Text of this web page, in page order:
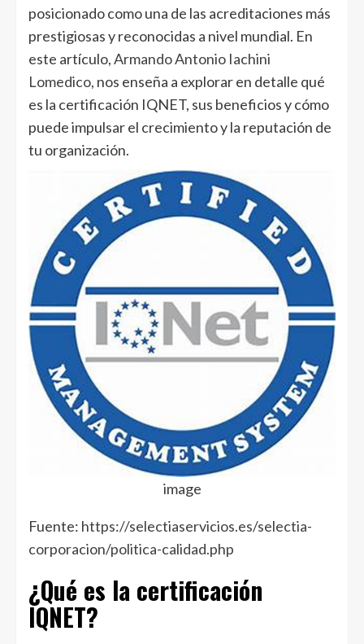
posicionado como una de las acreditaciones más
prestigiosas y reconocidas a nivel mundial. En
este artículo,Armando Antonio Iachini
Lomedico, nos enseña a explorar en detalle qué
es la certificación IQNET, sus beneficios y cómo
puede impulsar el crecimiento y la reputación de
tu organización.
image
Fuente: https://selectiaservicios.es/selectia-
corporacion/politica-calidad.php
¿Qué es la certificación
IQNET?